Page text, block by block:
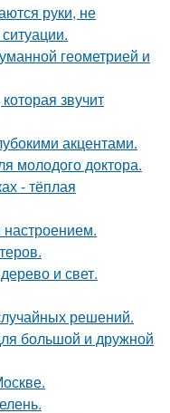
руки, не
геометрией и
звучит
акцентами.
молодого доктора.
- тёплая
настроением.
и свет.
решений.
большой и дружной